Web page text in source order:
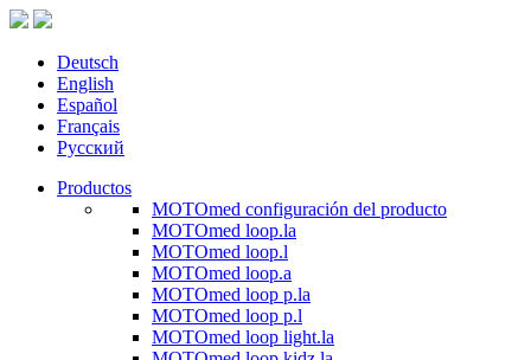
Deutsch
English
Español
Français
Русский
Productos
MOTOmed configuración del producto
MOTOmed loop.la
MOTOmed loop.l
MOTOmed loop.a
MOTOmed loop p.la
MOTOmed loop p.l
MOTOmed loop light.la